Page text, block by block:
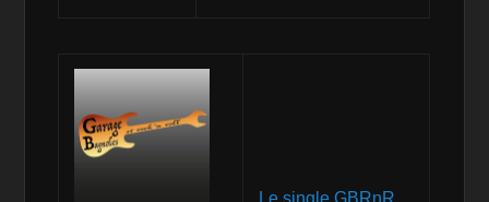
Le single GBRnR